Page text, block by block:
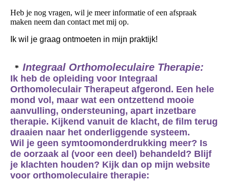
Heb je nog vragen, wil je meer informatie of een afspraak
maken neem dan contact met mij op.
Ik wil je graag ontmoeten in mijn praktijk!
* Integraal Orthomoleculaire Therapie:
Ik heb de opleiding voor Integraal
Orthomoleculair Therapeut afgerond. Een hele
mond vol, maar wat een ontzettend mooie
aanvulling, ondersteuning, apart inzetbare
therapie. Kijkend vanuit de klacht, de film terug
draaien naar het onderliggende systeem.
Wil je geen symtoomonderdrukking meer? Is
de oorzaak al (voor een deel) behandeld? Blijf
je klachten houden? Kijk dan op mijn website
voor orthomoleculaire therapie: